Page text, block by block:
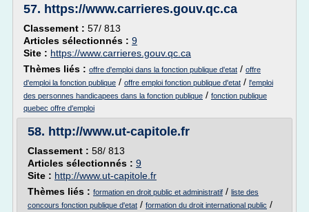
57. https://www.carrieres.gouv.qc.ca
Classement : 57/ 813
Articles sélectionnés : 9
Site : https://www.carrieres.gouv.qc.ca
Thèmes liés : offre d'emploi dans la fonction publique d'etat / offre
d'emploi la fonction publique / offre emploi fonction publique d'etat / l'emploi
des personnes handicapees dans la fonction publique / fonction publique
quebec offre d'emploi
58. http://www.ut-capitole.fr
Classement : 58/ 813
Articles sélectionnés : 9
Site : http://www.ut-capitole.fr
Thèmes liés : formation en droit public et administratif / liste des
concours fonction publique d'etat / formation du droit international public /